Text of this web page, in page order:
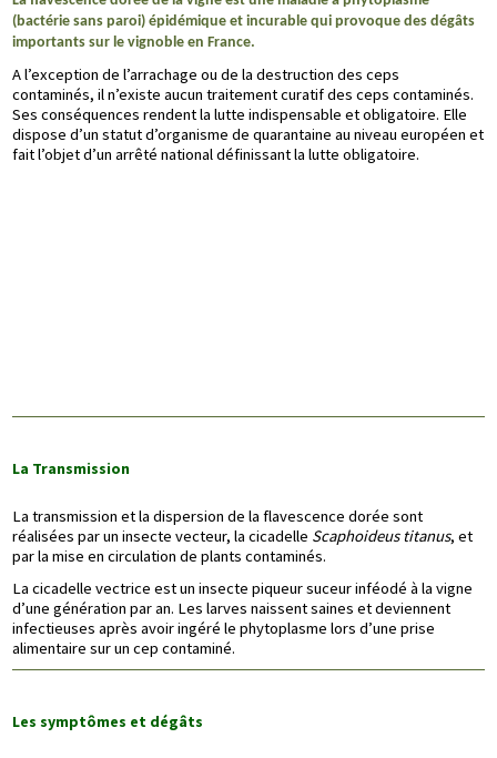
(bactérie sans paroi) épidémique et incurable qui provoque des dégâts
importants sur le vignoble en France.
A l’exception de l’arrachage ou de la destruction des ceps
contaminés, il n’existe aucun traitement curatif des ceps contaminés.
Ses conséquences rendent la lutte indispensable et obligatoire. Elle
dispose d’un statut d’organisme de quarantaine au niveau européen et
fait l’objet d’un arrêté national définissant la lutte obligatoire.
La Transmission
La transmission et la dispersion de la flavescence dorée sont
réalisées par un insecte vecteur, la cicadelle Scaphoideus titanus, et
par la mise en circulation de plants contaminés.
La cicadelle vectrice est un insecte piqueur suceur inféodé à la vigne
d’une génération par an. Les larves naissent saines et deviennent
infectieuses après avoir ingéré le phytoplasme lors d’une prise
alimentaire sur un cep contaminé.
Les symptômes et dégâts